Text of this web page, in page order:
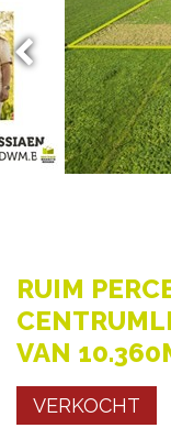
RUIM
VAN
VERKOCHT